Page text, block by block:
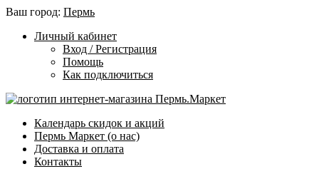
Ваш город: Пермь
Личный кабинет
Вход / Регистрация
Помощь
Как подключиться
Календарь скидок и акций
Пермь Маркет (о нас)
Доставка и оплата
Контакты